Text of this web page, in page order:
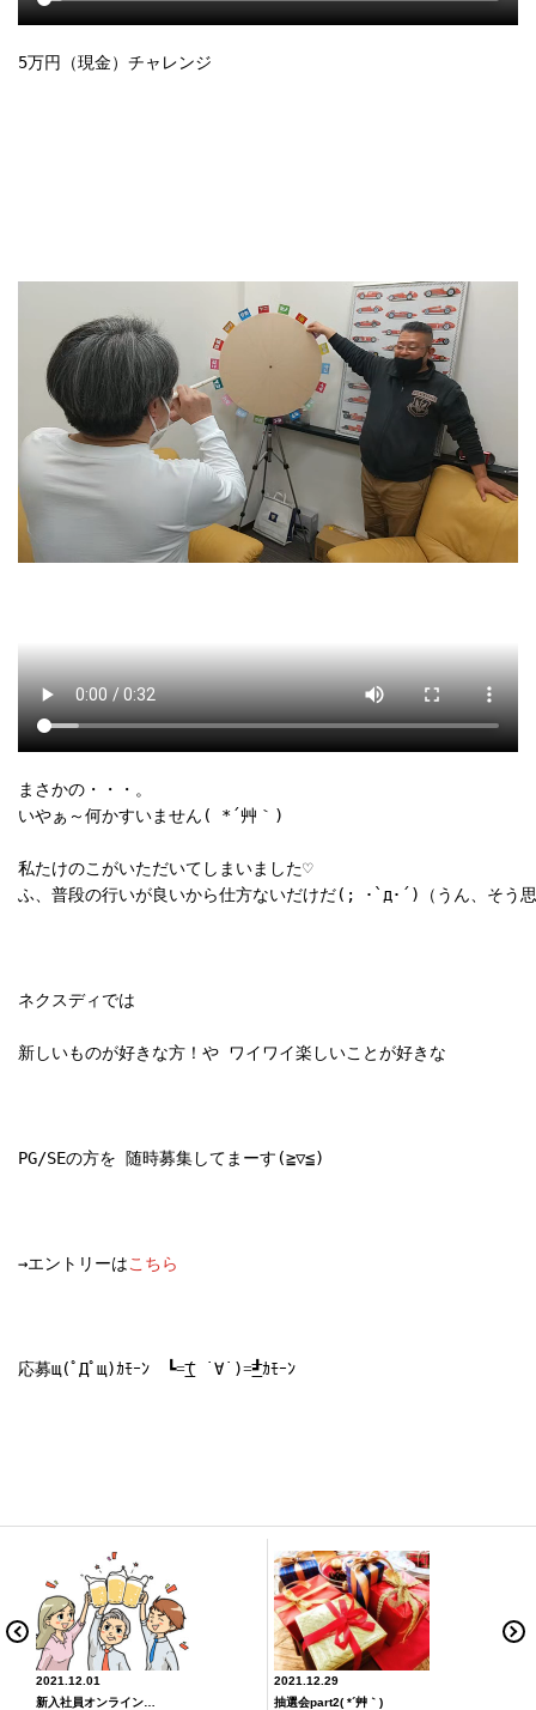
まさかの・・・。
いやぁ～何かすいません( *´艸｀)
私たけのこがいただいてしまいました♡
ふ、普段の行いが良いから仕方ないだけだ(; ･`д･´)（うん、そう
ネクスディでは
新しいものが好きな方！や ワイワイ楽しいことが好きな
PG/SEの方を 随時募集してまーす(≧▽≦)
→エントリーはこちら
応募щ(ﾟДﾟщ)ｶﾓｰﾝ　┗=͟͟͞͞( ˙∀˙)=͟͟͞͞┛ｶﾓｰﾝ
2021.12.01
新入社員オンライン歓迎会(*‘∀‘)
2021.12.29
抽選会part2( *´艸｀)